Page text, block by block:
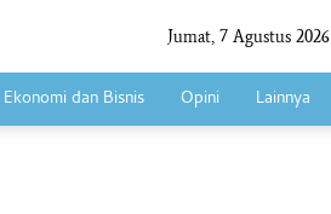
Jumat, 7 Agustus 2026
Ekonomi dan Bisnis Opini Lainnya